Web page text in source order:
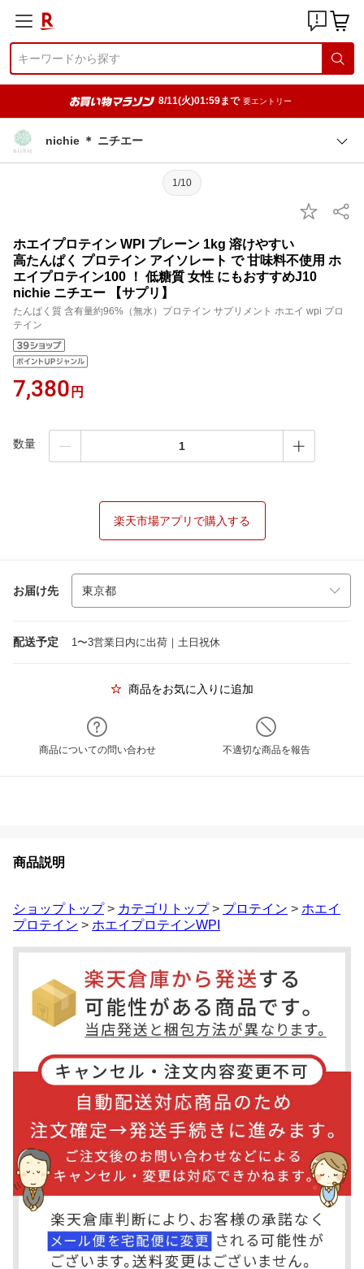
8/11(火)01:59まで 要エントリー
nichie ＊ ニチエー
1/10
ホエイプロテイン WPI プレーン 1kg 溶けやすい
高たんぱく プロテイン アイソレート で 甘味料不使用 ホ
エイプロテイン100 ！ 低糖質 女性 にもおすすめJ10
nichie ニチエー 【サプリ】
たんぱく質 含有量約96%（無水）プロテイン サプリメント ホエイ wpi プロ
テイン
7,380 円
数量
楽天市場アプリで購入する
お届け先
配送予定 1〜3営業日内に出荷｜土日祝休
商品をお気に入りに追加
商品についての問い合わせ 不適切な商品を報告
商品説明
ショップトップ> カテゴリトップ> プロテイン > ホエイ
プロテイン > ホエイプロテインWPI